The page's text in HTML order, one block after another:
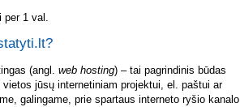
per 1 val.
(angl. web hosting) – tai pagrindinis būdas
jūsų internetiniam projektui, el. paštui ar
galingame, prie spartaus interneto ryšio kanalo